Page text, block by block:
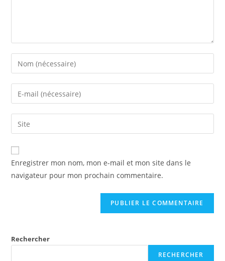
Enregistrer mon nom, mon e-mail et mon site dans le
navigateur pour mon prochain commentaire.
Rechercher
RECHERCHER